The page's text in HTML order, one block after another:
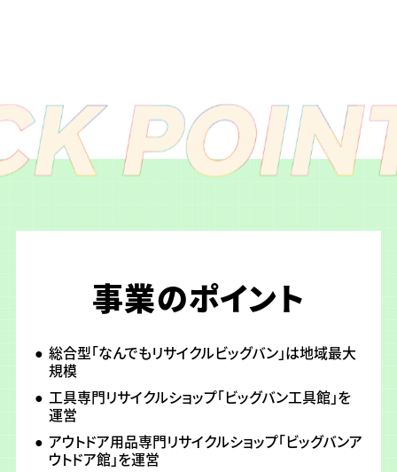
事業のポイント
総合型「なんでもリサイクルビッグバン」は地域最大
規模
工具専門リサイクルショップ「ビッグバン工具館」を
運営
アウトドア用品専門リサイクルショップ「ビッグバンア
ウトドア館」を運営